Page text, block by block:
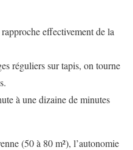
effectivement de la
réguliers sur tapis, on tourne
à une dizaine de minutes
(50 à 80 m²), l’autonomie